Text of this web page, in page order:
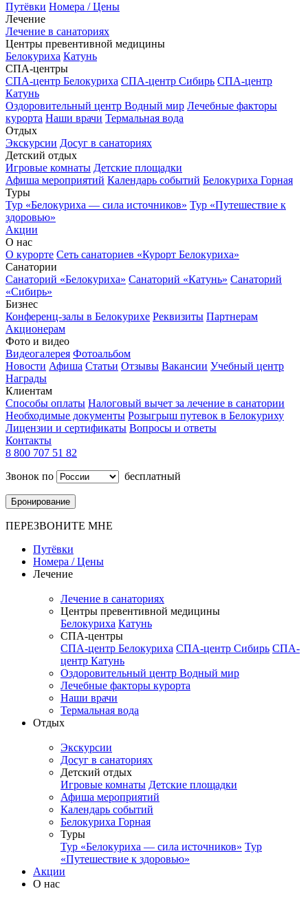
Путёвки Номера / Цены
Лечение
Лечение в санаториях
Центры превентивной медицины
Белокуриха Катунь
СПА-центры
СПА-центр Белокуриха СПА-центр Сибирь СПА-центр
Катунь
Оздоровительный центр Водный мир Лечебные факторы
курорта Наши врачи Термальная вода
Отдых
Экскурсии Досуг в санаториях
Детский отдых
Игровые комнаты Детские площадки
Афиша мероприятий Календарь событий Белокуриха Горная
Туры
Тур «Белокуриха — сила источников» Тур «Путешествие к
здоровью»
Акции
О нас
О курорте Сеть санаториев «Курорт Белокуриха»
Санатории
Санаторий «Белокуриха» Санаторий «Катунь» Санаторий
«Сибирь»
Бизнес
Конференц-залы в Белокурихе Реквизиты Партнерам
Акционерам
Фото и видео
Видеогалерея Фотоальбом
Новости Афиша Статьи Отзывы Вакансии Учебный центр
Награды
Клиентам
Способы оплаты Налоговый вычет за лечение в санатории
Необходимые документы Розыгрыш путевок в Белокуриху
Лицензии и сертификаты Вопросы и ответы
Контакты
8 800 707 51 82
Звонок по
бесплатный
Бронирование
ПЕРЕЗВОНИТЕ МНЕ
Путёвки
Номера / Цены
Лечение
Лечение в санаториях
Центры превентивной медицины
Белокуриха Катунь
СПА-центры
СПА-центр Белокуриха СПА-центр Сибирь СПА-
центр Катунь
Оздоровительный центр Водный мир
Лечебные факторы курорта
Наши врачи
Термальная вода
Отдых
Экскурсии
Досуг в санаториях
Детский отдых
Игровые комнаты Детские площадки
Афиша мероприятий
Календарь событий
Белокуриха Горная
Туры
Тур «Белокуриха — сила источников» Тур
«Путешествие к здоровью»
Акции
О нас